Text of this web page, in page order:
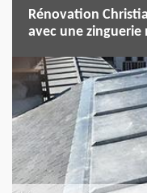
Rénovation
avec une zinguerie